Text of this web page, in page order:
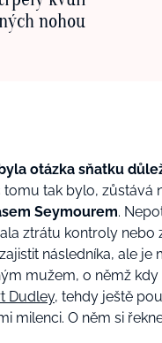
nohou
otázka sňatku
tak bylo, zůstává
Seymourem.
ztrátu kontroly nebo
následníka, ale je
mužem, o němž
Dudley, tehdy ještě
milenci. O něm si